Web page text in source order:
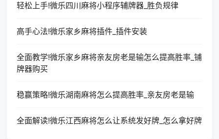
轻松上手!微乐四川麻将小程序辅牌器_胜负规律
高手心法!微乐家乡麻将插件_插件安装
全面教学!微乐家乡麻将亲友房老是输怎么提高胜率_铺
牌器购买
稳赢策略!微乐湖南麻将怎么提高胜率_亲友房老是输
全面解读!微乐江西麻将怎么让系统发好牌_怎么拿好牌